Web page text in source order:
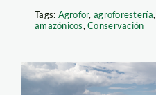
Tags: Agrofor,agroforestería,
amazónicos,Conservación